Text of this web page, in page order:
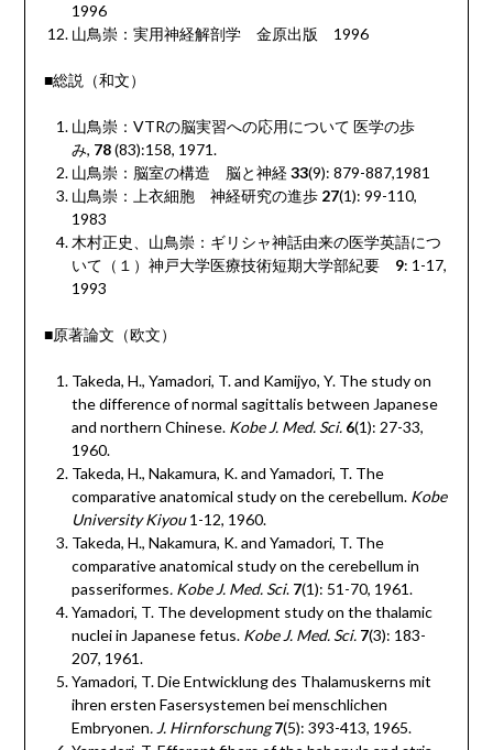
1996
山鳥崇：実用神経解剖学 金原出版 1996
■総説（和文）
山鳥崇： VTRの脳実習への応用について 医学の歩
み, 78(83):158, 1971.
山鳥崇：脳室の構造 脳と神経 33(9): 879-887,1981
山鳥崇：上衣細胞 神経研究の進歩 27(1): 99-110,
1983
木村正史、山鳥崇：ギリシャ神話由来の医学英語につ
いて（１）神戸大学医療技術短期大学部紀要 9: 1-17,
1993
■原著論文（欧文）
Takeda, H., Yamadori, T. and Kamijyo, Y. The study on
the difference of normal sagittalis between Japanese
and northern Chinese. Kobe J. Med. Sci. 6(1): 27-33,
1960.
Takeda, H., Nakamura, K. and Yamadori, T. The
comparative anatomical study on the cerebellum. Kobe
University Kiyou1-12, 1960.
Takeda, H., Nakamura, K. and Yamadori, T. The
comparative anatomical study on the cerebellum in
passeriformes. Kobe J. Med. Sci. 7(1): 51-70, 1961.
Yamadori, T. The development study on the thalamic
nuclei in Japanese fetus. Kobe J. Med. Sci. 7(3): 183-
207, 1961.
Yamadori, T. Die Entwicklung des Thalamuskerns mit
ihren ersten Fasersystemen bei menschlichen
Embryonen. J. Hirnforschung 7(5): 393-413, 1965.